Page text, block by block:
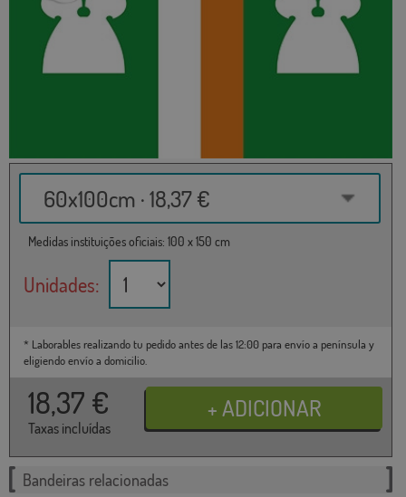
60x100cm · 18,37 €
Medidas instituições oficiais: 100 x 150 cm
Unidades:
* Laborables realizando tu pedido antes de las 12:00 para envío a península y
eligiendo envío a domicilio.
18,37 €
Taxas incluídas
Bandeiras relacionadas